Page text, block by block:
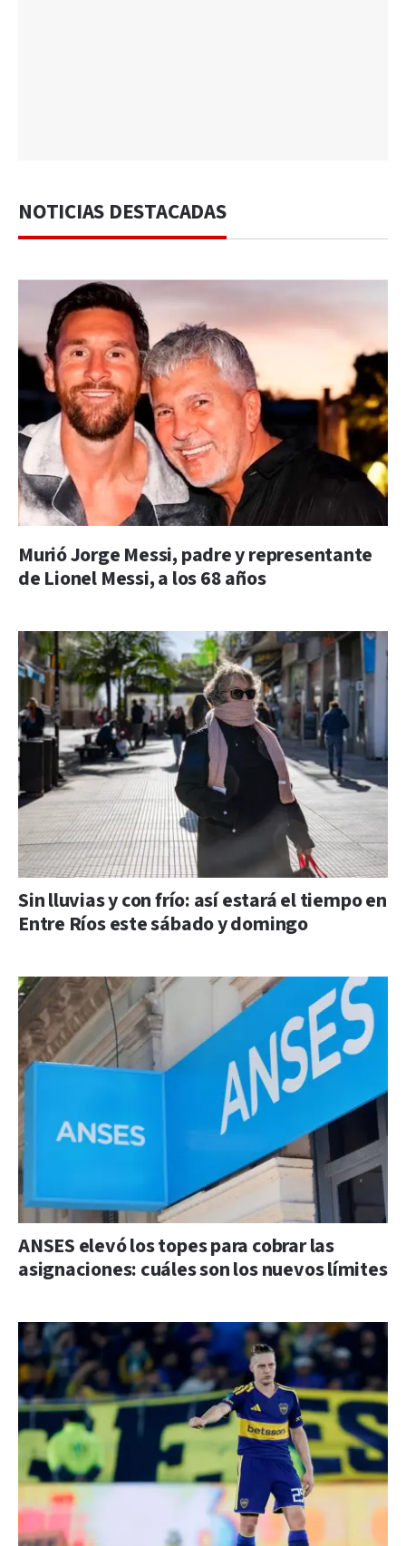
NOTICIAS DESTACADAS
Murió Jorge Messi, padre y representante
de Lionel Messi, a los 68 años
Sin lluvias y con frío: así estará el tiempo en
Entre Ríos este sábado y domingo
ANSES elevó los topes para cobrar las
asignaciones: cuáles son los nuevos límites